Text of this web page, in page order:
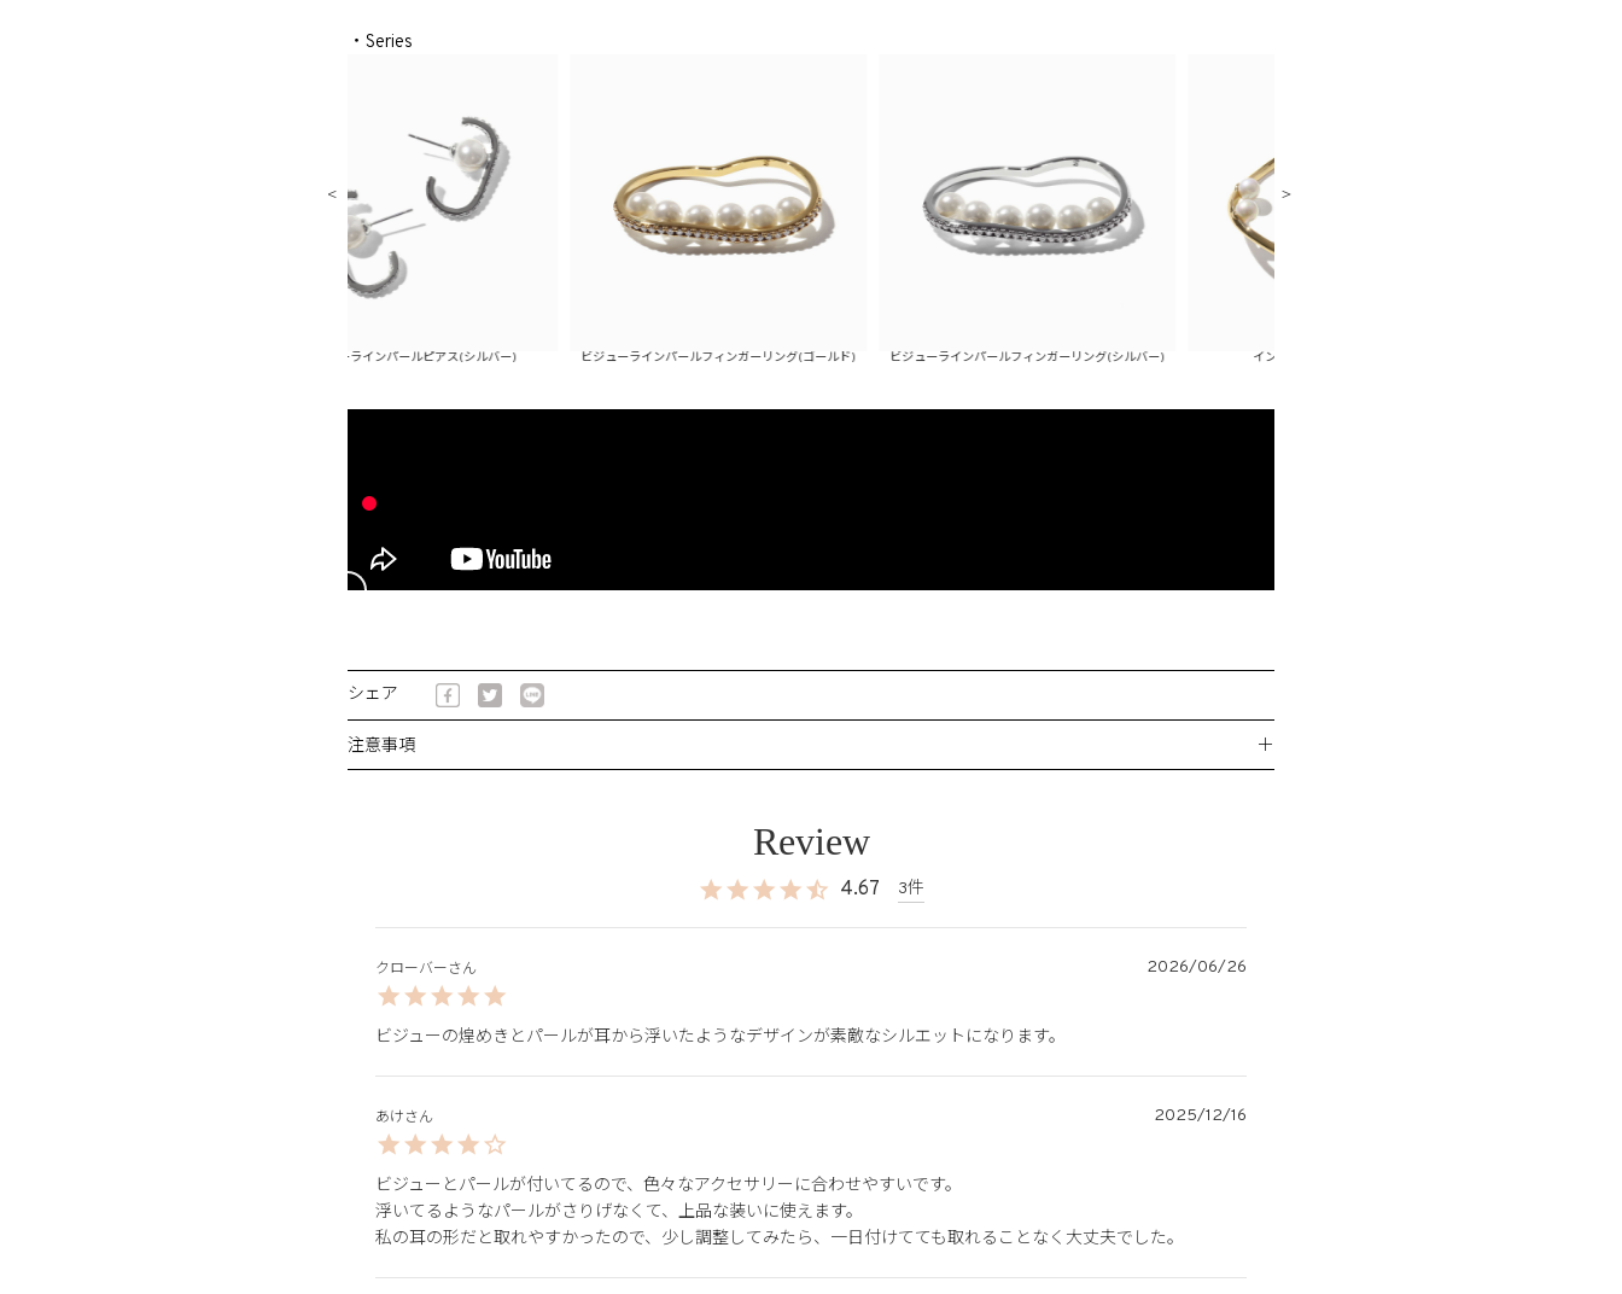
・Series
ビジューラインパールピアス(シルバー) ビジューラインパールフィンガーリング(ゴールド) ビジューラインパールフィンガーリング(シルバー) インパールバングル(ゴールド)
シェア
注意事項 ＋
4.67 3
クローバー 2026/06/26
ビジューの煌めきとパールが耳から浮いたようなデザインが素敵なシルエットになります。
あけ 2025/12/16
ビジューとパールが付いてるので、色々なアクセサリーに合わせやすいです。
浮いてるようなパールがさりげなくて、上品な装いに使えます。
私の耳の形だと取れやすかったので、少し調整してみたら、一日付けてても取れることなく大丈夫でした。